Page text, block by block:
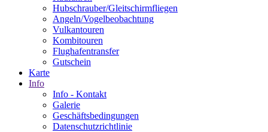
Hubschrauber/Gleitschirmfliegen
Angeln/Vogelbeobachtung
Vulkantouren
Kombitouren
Flughafentransfer
Gutschein
Karte
Info
Info - Kontakt
Galerie
Geschäftsbedingungen
Datenschutzrichtlinie